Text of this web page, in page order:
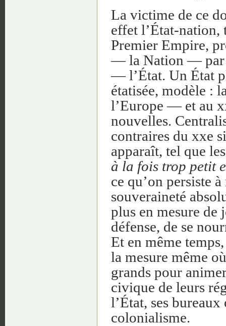
La victime de ce
effet l’État-nation,
Premier Empire,
— la Nation — par
— l’État. Un État
étatisée, modèle :
l’Europe — et au
nouvelles.
contraires du xxe
apparaît, tel que
à la fois trop petit
ce qu’on persiste
souveraineté
plus en mesure de
défense, de se
Et en même
la mesure même
grands pour
civique de leurs
l’État, ses
colonialisme.